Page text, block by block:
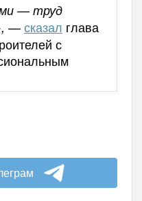
— труд
—сказал глава
с